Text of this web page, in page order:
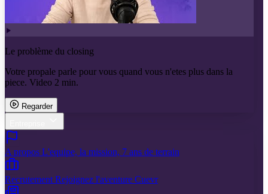
Le problème du closing
Votre propale parle pour vous quand vous n'etes plus dans la
piece. Video 2 min.
Regarder
A propos L'equipe, la mission, 7 ans de terrain
Recrutement Rejoignez l'aventure Cuevr